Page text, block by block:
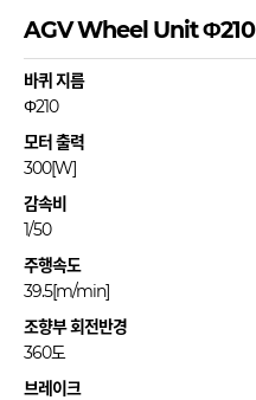
AGV Wheel Unit Φ210
바퀴 지름
Φ210
모터 출력
300[W]
감속비
1/50
주행속도
39.5[m/min]
조향부 회전반경
360도
브레이크